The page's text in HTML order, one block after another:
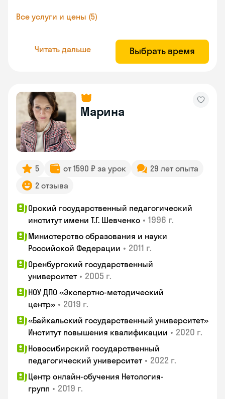
Все услуги и цены (5)
Читать дальше Выбрать время
Марина
5 от 1590 ₽ за урок
29 лет опыта
2 отзыва
Орский государственный педагогический
институт имени Т.Г. Шевченко • 1996 г.
Министерство образования и науки
Российской Федерации • 2011 г.
Оренбургский государственный
университет • 2005 г.
НОУ ДПО «Экспертно-методический
центр» • 2019 г.
«Байкальский государственный университет»
Институт повышения квалификации • 2020 г.
Новосибирский государственный
педагогический университет • 2022 г.
Центр онлайн-обучения Нетология-
групп • 2019 г.